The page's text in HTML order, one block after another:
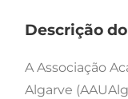
Descrição
A Associação
Algarve